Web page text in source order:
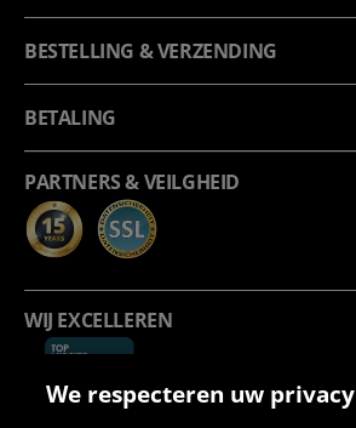
BESTELLING & VERZENDING
BETALING
PARTNERS & VEILGHEID
WIJ EXCELLEREN
We respecteren uw privacy